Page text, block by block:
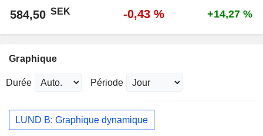
584,50 SEK -0,43 % +14,27 %
Graphique
Durée Période
LUND B: Graphique dynamique